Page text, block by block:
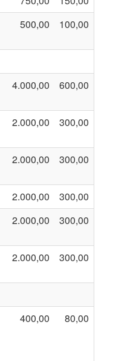
500,00 100,00
4.000,00 600,00
2.000,00 300,00
2.000,00 300,00
2.000,00
300,00
2.000,00 300,00
2.000,00 300,00
400,00 80,00